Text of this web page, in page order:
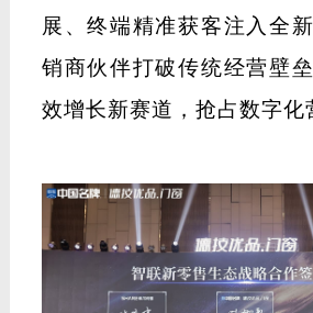
勇、希尔传媒新零售中心
同签署新零售生态战略合
成深度战略合作，携手打
界合作，聚焦线上流量赋
工具落地、线上线下消费
整合各方优势资源